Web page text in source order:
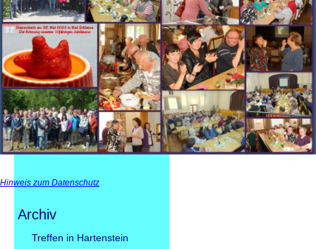
Hinweis zum Datenschutz
Archiv
Navigation
Treffen in Hartenstein